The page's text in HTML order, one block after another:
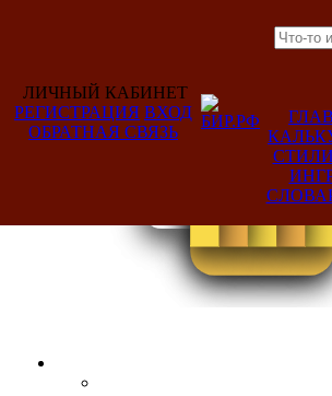
Добро
ЛИЧНЫЙ КАБИНЕТ
РЕГИСТРАЦИЯ ВХОД
ОБРАТНАЯ СВЯЗЬ